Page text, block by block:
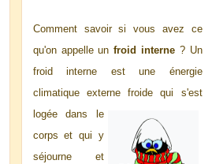
Comment savoir si vous avez ce
qu'on appelle unfroid interne ? Un
froid interne est une énergie
climatique externe froide qui s'est
logée dans le
corps et qui y
séjourne et